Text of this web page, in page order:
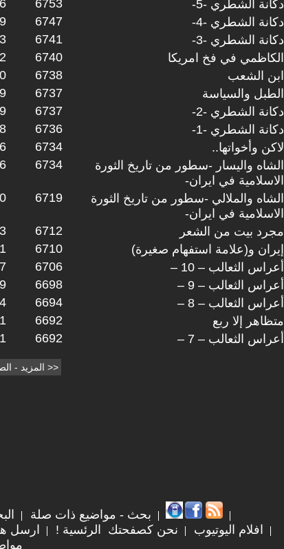
6753 دكانة الشطري -5-
6747 دكانة الشطري -4-
6741 دكانة الشطري -3-
6740 الكاظمي في فخ امريكا
6738 ابن الشعب
6737 الطبل والسياسة
6737 دكانة الشطري -2-
6736 دكانة الشطري -1-
6734 لاكن وأخواتها..
6734
الشاه واليسار -سطور من تاريخ الثورة
الاسلامية في ايران-
6719
الشاه والملالي -سطور من تاريخ الثورة
الاسلامية في ايران-
6712 مجرد بيت من الشعر
6710 إيران و(علامة استفهام صغيرة)
6706 أعراس الثعالب – 10 –
6698 أعراس الثعالب – 9 –
6694 أعراس الثعالب – 8 –
6692 متظاهر إلا ربع
6692 أعراس الثعالب – 7 –
بحث - مواضيع ذات صلة
افلام اليوتيوب
نحن كصفحتك الرئسية ! ارسل